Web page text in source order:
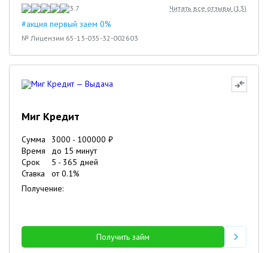
Миг Кредит
Сумма 3000 - 100000 ₽
Время
до 15 минут
Срок
5 - 365 дней
Ставка
от0.1%
Получение:
Получить займ
3.7 Читать все отзывы (13)
#акция первый заем 0%
№ Лицензии 65-13-035-32-002603